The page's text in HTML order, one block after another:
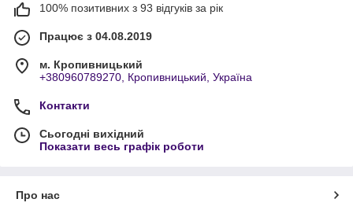
100% позитивних з 93 відгуків за рік
Працює з 04.08.2019
м. Кропивницький
+380960789270, Кропивницький, Україна
Контакти
Сьогодні вихідний
Показати весь графік роботи
Про нас